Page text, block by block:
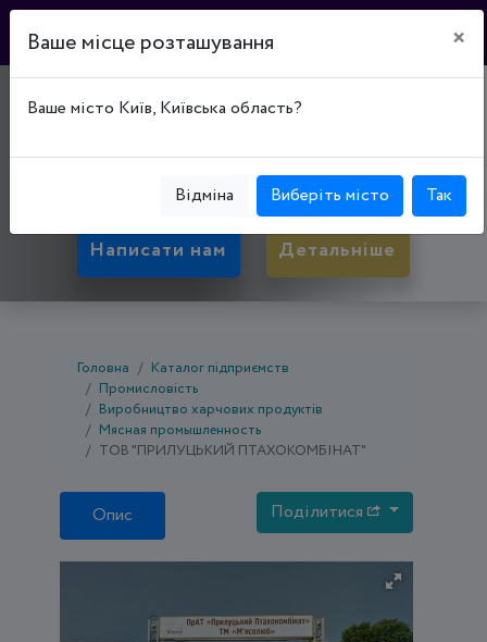
ТМ "М’ЯСОЛЮБ"
буд. 132
Написати нам Детальніше
Головна
Каталог підприємств
Промисловість
Виробництво харчових продуктів
Мясная промышленность
ТОВ "ПРИЛУЦЬКИЙ ПТАХОКОМБІНАТ"
Опис Поділитися
Ваше місце розташування ×
Ваше місто Київ, Київська область?
Відміна Виберіть місто Так